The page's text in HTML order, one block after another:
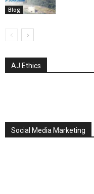
Blog
AJ Ethics
Social Media Marketing